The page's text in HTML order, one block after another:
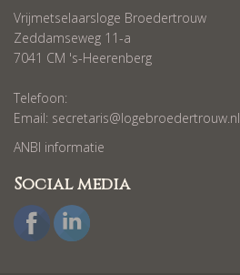
Vrijmetselaarsloge Broedertrouw
Zeddamseweg 11-a
7041 CM 's-Heerenberg
Telefoon:
Email: secretaris@logebroedertrouw.nl
ANBI informatie
Social media